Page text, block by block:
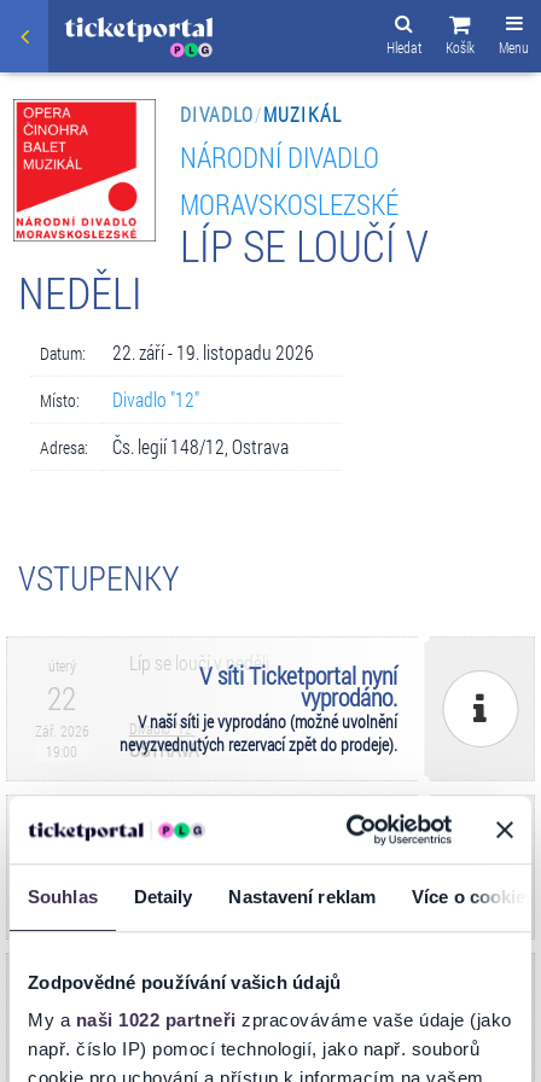
Souhlas Detaily Nastavení reklam Více o cookies
Zodpovědné používání vašich údajů
My a naši 1022 partneři zpracováváme vaše údaje (jako
např. číslo IP) pomocí technologií, jako např. souborů
Menu
Košík
Hledat
DIVADLO/MUZIKÁL
NÁRODNÍ DIVADLO
MORAVSKOSLEZSKÉ
LÍP SE LOUČÍ V
NEDĚLI
Datum: 22. září - 19. listopadu 2026
Místo: Divadlo "12"
Adresa: Čs. legií 148/12, Ostrava
VSTUPENKY
úterý
22
Zář. 2026
19:00
V síti Ticketportal nyní
vyprodáno.
V naší síti je vyprodáno (možné uvolnění
nevyzvednutých rezervací zpět do prodeje).
Líp se loučí v neděli
Divadlo "12"
OSTRAVA
sobota
24
Říj. 2026
19:00
V síti Ticketportal nyní
vyprodáno.
V síti Ticketportal nyní vyprodáno.
Líp se loučí v neděli
Divadlo "12"
OSTRAVA
neděle
25
Říj. 2026
16:00
V síti Ticketportal nyní
vyprodáno.
V síti Ticketportal nyní vyprodáno.
Líp se loučí v neděli
Divadlo "12"
OSTRAVA